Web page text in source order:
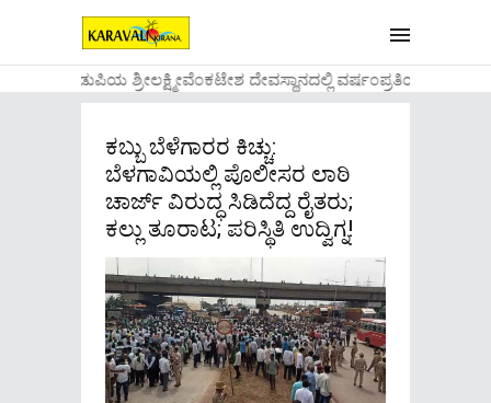
....ಉಡುಪಿಯ ಶ್ರೀಲಕ್ಷ್ಮೀವೆ೦ಕಟೇಶ ದೇವಸ್ಥಾನದಲ್ಲಿ ವರ್ಷ೦ಪ್ರತಿಯ
ಕಬ್ಬು ಬೆಳೆಗಾರರ ಕಿಚ್ಚು:
ಬೆಳಗಾವಿಯಲ್ಲಿ ಪೊಲೀಸರ ಲಾಠಿ
ಚಾರ್ಜ್ ವಿರುದ್ಧ ಸಿಡಿದೆದ್ದ ರೈತರು;
ಕಲ್ಲು ತೂರಾಟ; ಪರಿಸ್ಥಿತಿ ಉದ್ವಿಗ್ನ!